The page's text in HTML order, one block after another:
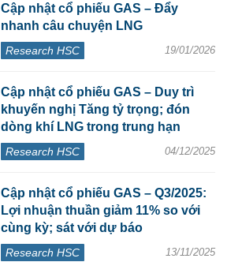
Cập nhật cổ phiếu GAS – Đẩy
nhanh câu chuyện LNG
Research HSC 19/01/2026
Cập nhật cổ phiếu GAS – Duy trì
khuyến nghị Tăng tỷ trọng; đón
dòng khí LNG trong trung hạn
Research HSC 04/12/2025
Cập nhật cổ phiếu GAS – Q3/2025:
Lợi nhuận thuần giảm 11% so với
cùng kỳ; sát với dự báo
Research HSC 13/11/2025